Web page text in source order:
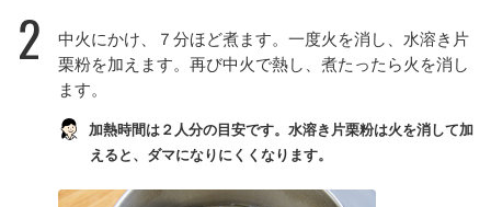
2
中火にかけ、７分ほど煮ます。一度火を消し、水溶き片
栗粉を加えます。再び中火で熱し、煮たったら火を消し
ます。
加熱時間は２人分の目安です。水溶き片栗粉は火を消して加
えると、ダマになりにくくなります。